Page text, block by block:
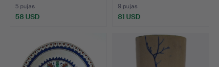
5 pujas
58 USD
9 pujas
81 USD